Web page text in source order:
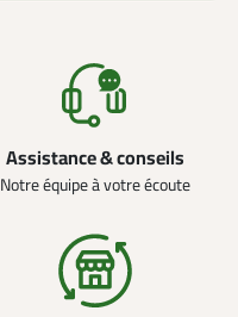
Assistance & conseils
Notre équipe à votre écoute